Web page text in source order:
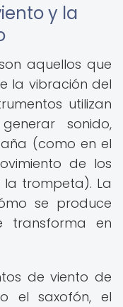
y la
aquellos que
la vibración del
utilizan
sonido,
(como en el
de los
trompeta). La
se produce
transforma en
de viento de
el saxofón, el